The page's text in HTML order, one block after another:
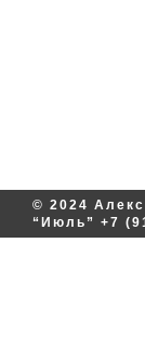
© 2024
“Июль” +7